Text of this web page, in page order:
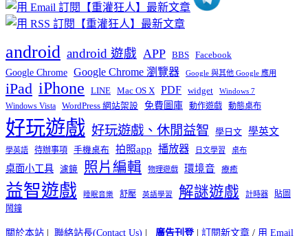
android android 遊戲 APP BBS Facebook
Google Chrome Google Chrome 瀏覽器 Google 與其他 Google 應用
iPad iPhone LINE Mac OS X PDF widget Windows 7
Windows Vista WordPress 網站架設 免費圖庫 動作遊戲 動態桌布
好玩遊戲 好玩遊戲、休閒益智 學日文 學英文
學英語 待辦事項 手機桌布 拍照app 播放器 日文學習 桌布
桌面小工具 濾鏡 照片編輯 物理遊戲 環境音 療癒
益智遊戲 睡眠音樂 舒壓 英語學習 解謎遊戲 計時器
貼圖
鬧鐘
關於本站 | 聯絡站長(Contact Us) | 廣告刊登| 訂閱新文章 / 用 Email